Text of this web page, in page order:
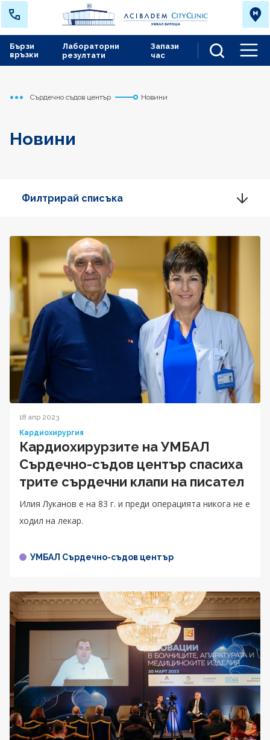
Лабораторни
резултати
Запази
час
Бързи
връзки
Начало
Сърдечно съдов център Новини
Новини
Филтрирай списъка
18 апр 2023
Кардиохирургия
Кардиохирурзите на УМБАЛ
Сърдечно-съдов център спасиха
трите сърдечни клапи на писател
Илия Луканов е на 83 г. и преди операцията никога не е
ходил на лекар.
УМБАЛ Сърдечно-съдов център